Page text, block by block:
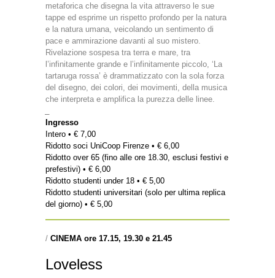
metaforica che disegna la vita attraverso le sue
tappe ed esprime un rispetto profondo per la natura
e la natura umana, veicolando un sentimento di
pace e ammirazione davanti al suo mistero.
Rivelazione sospesa tra terra e mare, tra
l’infinitamente grande e l’infinitamente piccolo, ‘La
tartaruga rossa’ è drammatizzato con la sola forza
del disegno, dei colori, dei movimenti, della musica
che interpreta e amplifica la purezza delle linee.
Ingresso
Intero • € 7,00
Ridotto soci UniCoop Firenze • € 6,00
Ridotto over 65 (fino alle ore 18.30, esclusi festivi e
prefestivi) • € 6,00
Ridotto studenti under 18 • € 5,00
Ridotto studenti universitari (solo per ultima replica
del giorno) • € 5,00
/ CINEMA ore 17.15, 19.30 e 21.45
Loveless